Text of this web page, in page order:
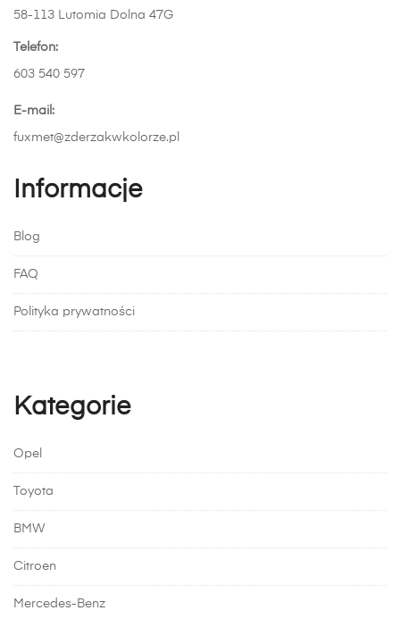
58-113 Lutomia Dolna 47G
Telefon:
603 540 597
E-mail:
fuxmet@zderzakwkolorze.pl
Informacje
Blog
FAQ
Polityka prywatności
Kategorie
Opel
Toyota
BMW
Citroen
Mercedes-Benz